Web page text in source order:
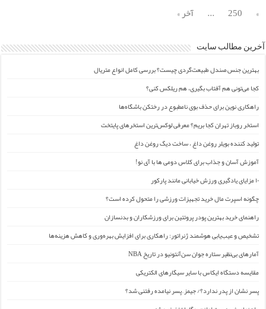
»
250
... آخر »
آخرین مطالب سایت
بهترین جنس صندل طبیعت‌گردی چیست؟ بررسی کامل انواع متریال
کجا می‌تونی هم آفتاب بگیری، هم ریلکس کنی؟
راهکاری نوین برای حذف بوی نامطبوع در رختکن باشگاه‌ها
استخر روباز تهران کجا بریم؟ معرفی لوکس‌ترین استخرهای پایتخت
تولید کننده بویلر روغن داغ ، ساخت دیگ روغن داغ
آموزش آسان و جذاب برای کلاس دومی ها با آی نو!
۱۰ مزایای یادگیری ورزش خیابانی مانند پارکور
چگونه اسپرت مال خرید تجهیزات ورزشی را متحول کرده است؟
راهنمای خرید بهترین پودر پروتئین برای ورزشکاران و بدنسازان
تشخیص و عیب‌یابی هوشمند ژنراتور: راهکاری برای افزایش بهره‌وری و کاهش هزینه‌ها
آمارهای بی‌نظیر ستاره جوان سن‌آنتونیو در تاریخ NBA
مقایسه دستگاه ایکاس با سایر سیگارهای الکتریکی
پسر نشان از پدر ندارد؟/ جیمز ِ پسر نیامده رفتنی شد؟